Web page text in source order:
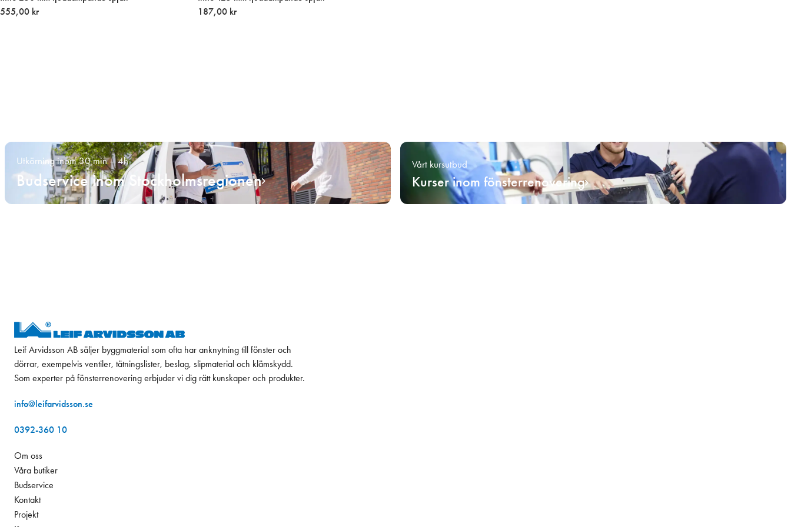
555,00 kr
187,00 kr
Utkörning inom 30 min – 4h
Budservice inom Stockholmsregionen
Vårt kursutbud
Kurser inom fönsterrenovering
Leif Arvidsson AB säljer byggmaterial som ofta har anknytning till fönster och
dörrar, exempelvis ventiler, tätningslister, beslag, slipmaterial och klämskydd.
Som experter på fönsterrenovering erbjuder vi dig rätt kunskaper och produkter.
info@leifarvidsson.se
0392-360 10
Om oss
Våra butiker
Budservice
Kontakt
Projekt